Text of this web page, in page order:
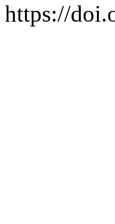
https://